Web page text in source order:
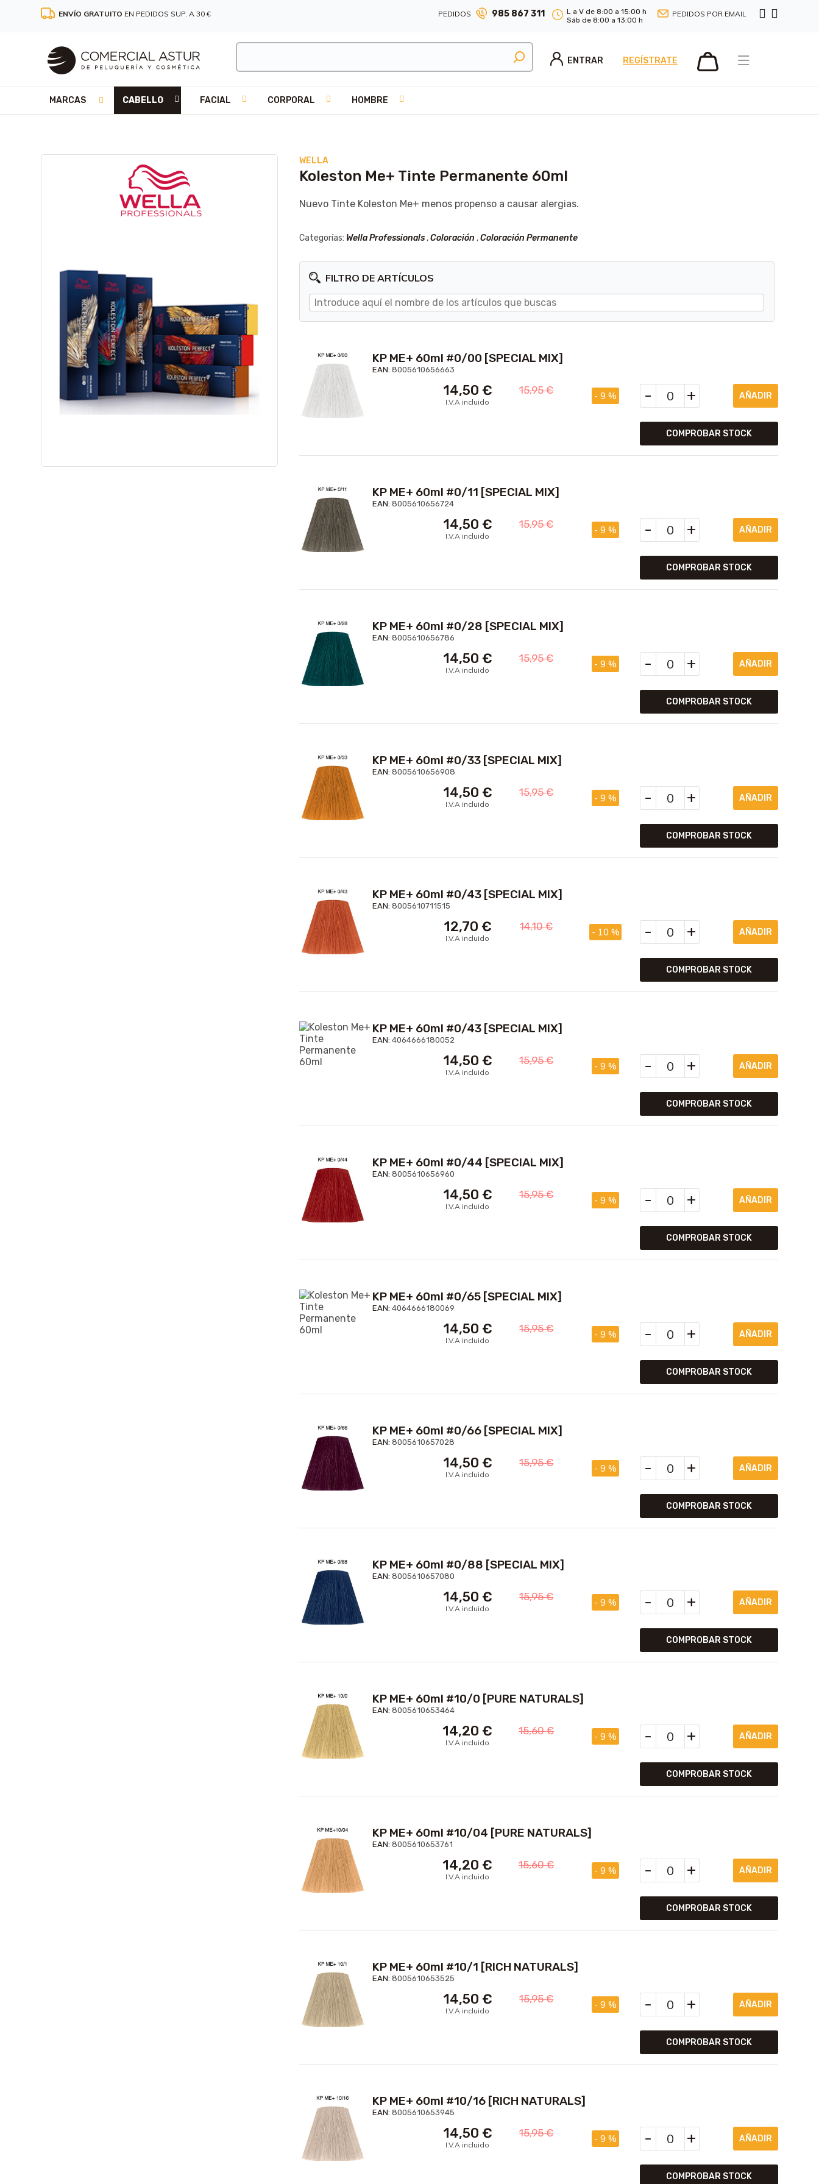
ENVÍO GRATUITO EN PEDIDOS SUP. A 30 € PEDIDOS 985 867 311
L a V de 8:00 a 15:00 h
Sáb de 8:00 a 13:00 h
PEDIDOS POR EMAIL
ENTRAR REGÍSTRATE
MARCAS CABELLO FACIAL CORPORAL HOMBRE
WELLA
Koleston Me+ Tinte Permanente 60ml
Nuevo Tinte Koleston Me+ menos propenso a causar alergias.
Categorías: Wella Professionals,Coloración ,Coloración Permanente
FILTRO DE ARTÍCULOS
KP ME+ 60ml #0/00 [SPECIAL MIX]
EAN: 8005610656663
14,50 €
I.V.A incluido
15,95€ - 9 % - +
COMPROBAR STOCK
KP ME+ 60ml #0/11 [SPECIAL MIX]
EAN: 8005610656724
14,50 €
I.V.A incluido
15,95€ - 9 % - +
COMPROBAR STOCK
KP ME+ 60ml #0/28 [SPECIAL MIX]
EAN: 8005610656786
14,50 €
I.V.A incluido
15,95€ - 9 % - +
COMPROBAR STOCK
KP ME+ 60ml #0/33 [SPECIAL MIX]
EAN: 8005610656908
14,50 €
I.V.A incluido
15,95€ - 9 % - +
COMPROBAR STOCK
KP ME+ 60ml #0/43 [SPECIAL MIX]
EAN: 8005610711515
12,70 €
I.V.A incluido
14,10€ - 10 % - +
COMPROBAR STOCK
KP ME+ 60ml #0/43 [SPECIAL MIX]
EAN: 4064666180052
14,50 €
I.V.A incluido
15,95€ - 9 % - +
COMPROBAR STOCK
KP ME+ 60ml #0/44 [SPECIAL MIX]
EAN: 8005610656960
14,50 €
I.V.A incluido
15,95€ - 9 % - +
COMPROBAR STOCK
KP ME+ 60ml #0/65 [SPECIAL MIX]
EAN: 4064666180069
14,50 €
I.V.A incluido
15,95€ - 9 % - +
COMPROBAR STOCK
KP ME+ 60ml #0/66 [SPECIAL MIX]
EAN: 8005610657028
14,50 €
I.V.A incluido
15,95€ - 9 % - +
COMPROBAR STOCK
KP ME+ 60ml #0/88 [SPECIAL MIX]
EAN: 8005610657080
14,50 €
I.V.A incluido
15,95€ - 9 % - +
COMPROBAR STOCK
KP ME+ 60ml #10/0 [PURE NATURALS]
EAN: 8005610653464
14,20 €
I.V.A incluido
15,60€ - 9 % - +
COMPROBAR STOCK
KP ME+ 60ml #10/04 [PURE NATURALS]
EAN: 8005610653761
14,20 €
I.V.A incluido
15,60€ - 9 % - +
COMPROBAR STOCK
KP ME+ 60ml #10/1 [RICH NATURALS]
EAN: 8005610653525
14,50 €
I.V.A incluido
15,95€ - 9 % - +
COMPROBAR STOCK
KP ME+ 60ml #10/16 [RICH NATURALS]
EAN: 8005610653945
14,50 €
I.V.A incluido
15,95€ - 9 % - +
COMPROBAR STOCK